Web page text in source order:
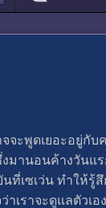
จะพูดเยอะอยู่กับ
งมานอนค้างวัน
เซเว่น ทำให้รู้
าจะดูแลตัวเอง